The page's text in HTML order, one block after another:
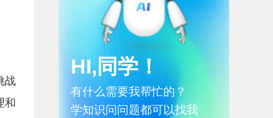
战
和
HI,同学！
有什么需要我帮忙的？
学知识问问题都可以找我